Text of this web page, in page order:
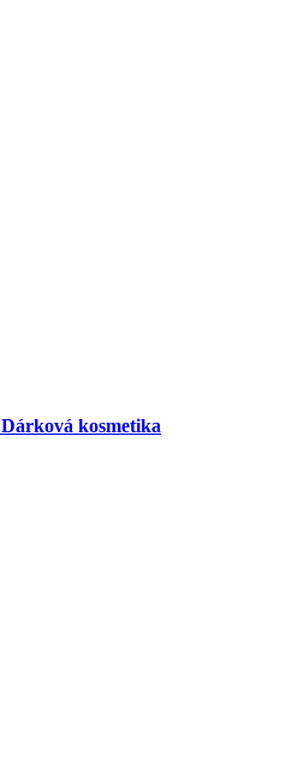
Dárková kosmetika